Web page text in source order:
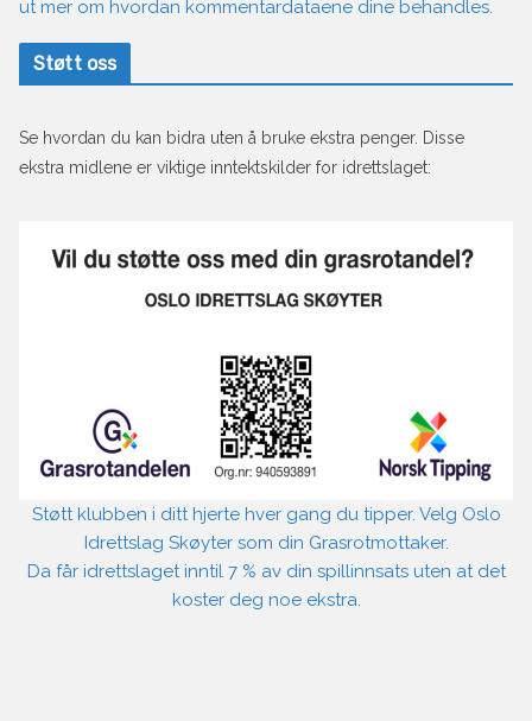
ut mer om hvordan kommentardataene dine behandles.
Støtt oss
Se hvordan du kan bidra uten å bruke ekstra penger. Disse
ekstra midlene er viktige inntektskilder for idrettslaget:
Støtt klubben i ditt hjerte hver gang du tipper. Velg Oslo
Idrettslag Skøyter som din Grasrotmottaker.
Da får idrettslaget inntil 7 % av din spillinnsats uten at det
koster deg noe ekstra.